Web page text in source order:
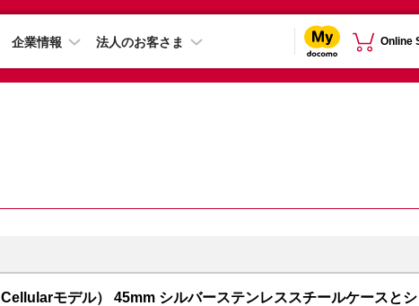
企業情報 法人のお客さま Online
モデル） 45mm シルバーステンレススチールケースとシ